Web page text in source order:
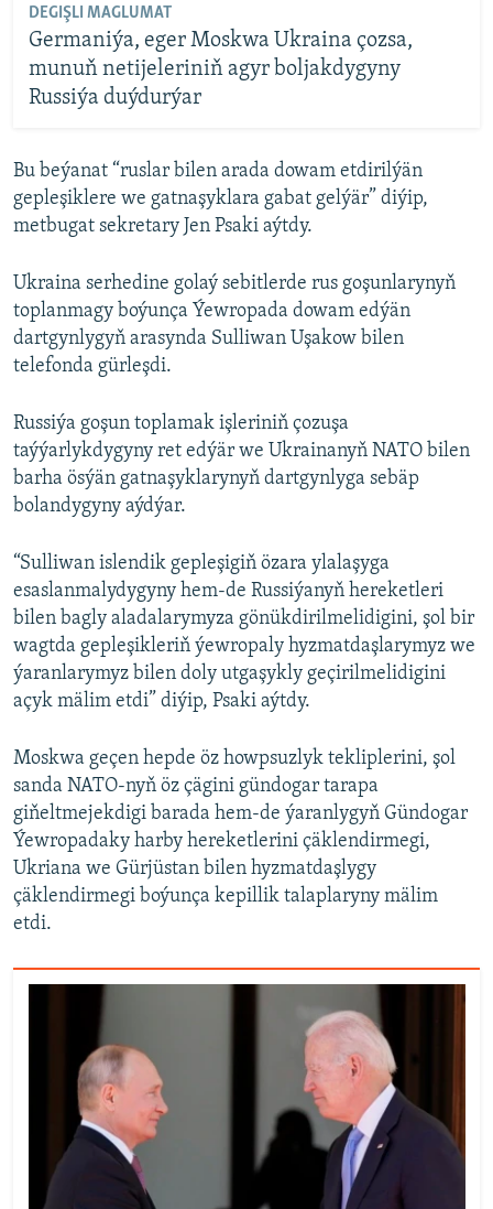
DEGIŞLI MAGLUMAT
Germaniýa, eger Moskwa Ukraina çozsa,
munuň netijeleriniň agyr boljakdygyny
Russiýa duýdurýar
Bu beýanat “ruslar bilen arada dowam etdirilýän
gepleşiklere we gatnaşyklara gabat gelýär” diýip,
metbugat sekretary Jen Psaki aýtdy.
Ukraina serhedine golaý sebitlerde rus goşunlarynyň
toplanmagy boýunça Ýewropada dowam edýän
dartgynlygyň arasynda Sulliwan Uşakow bilen
telefonda gürleşdi.
Russiýa goşun toplamak işleriniň çozuşa
taýýarlykdygyny ret edýär we Ukrainanyň NATO bilen
barha ösýän gatnaşyklarynyň dartgynlyga sebäp
bolandygyny aýdýar.
“Sulliwan islendik gepleşigiň özara ylalaşyga
esaslanmalydygyny hem-de Russiýanyň hereketleri
bilen bagly aladalarymyza gönükdirilmelidigini, şol bir
wagtda gepleşikleriň ýewropaly hyzmatdaşlarymyz we
ýaranlarymyz bilen doly utgaşykly geçirilmelidigini
açyk mälim etdi” diýip, Psaki aýtdy.
Moskwa geçen hepde öz howpsuzlyk tekliplerini, şol
sanda NATO-nyň öz çägini gündogar tarapa
giňeltmejekdigi barada hem-de ýaranlygyň Gündogar
Ýewropadaky harby hereketlerini çäklendirmegi,
Ukriana we Gürjüstan bilen hyzmatdaşlygy
çäklendirmegi boýunça kepillik talaplaryny mälim
etdi.